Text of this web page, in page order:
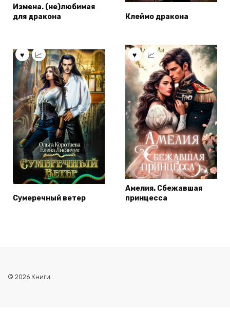
Измена. (не)любимая
для дракона
Клеймо дракона
Сумеречный ветер
Амелия. Сбежавшая
принцесса
© 2026 Книги